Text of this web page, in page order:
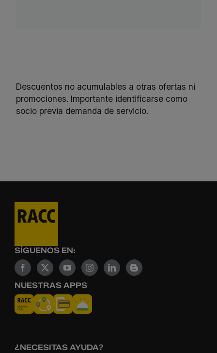
Descuentos no acumulables a otras ofertas ni
promociones. Importante identificarse como
socio previa demanda de servicio.
SÍGUENOS EN:
NUESTRAS APPS
¿NECESITAS AYUDA?